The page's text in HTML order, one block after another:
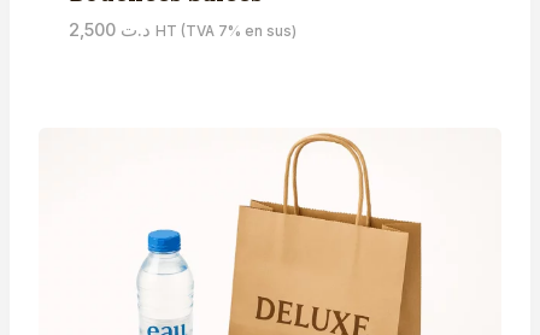
د.ت 2,500 HT (TVA 7% en sus)